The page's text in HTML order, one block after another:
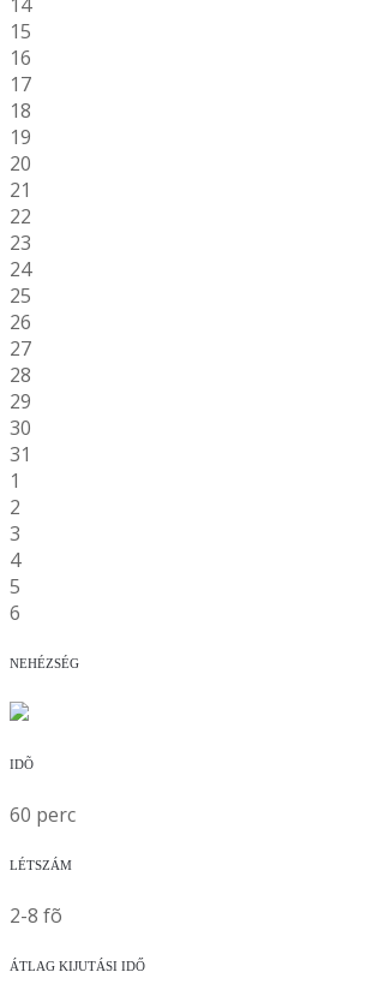
15
16
17
18
19
20
21
22
23
24
25
26
27
28
29
30
31
1
2
3
4
5
6
NEHÉZSÉG
IDÕ
60 perc
LÉTSZÁM
2-8 fõ
ÁTLAG KIJUTÁSI IDŐ